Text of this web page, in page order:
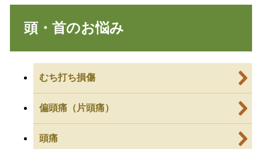
頭・首のお悩み
むち打ち損傷
偏頭痛（片頭痛）
頭痛